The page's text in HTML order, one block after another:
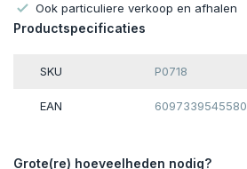
Ook particuliere verkoop en afhalen
Productspecificaties
SKU P0718
EAN 6097339545580
Grote(re) hoeveelheden nodig?